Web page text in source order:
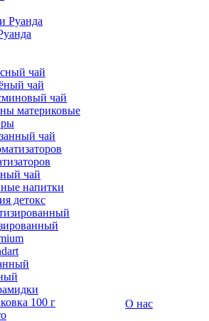
чай
чай
чай
материковые
чай
чай
напитки
детокс
100 г
О нас